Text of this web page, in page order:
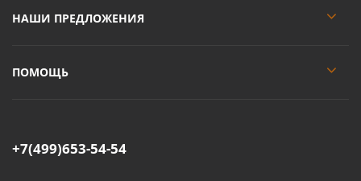
НАШИ ПРЕДЛОЖЕНИЯ
ПОМОЩЬ
+7(499)653-54-54